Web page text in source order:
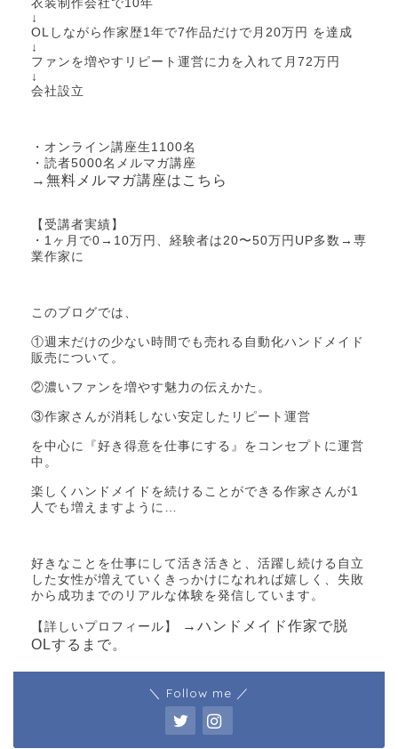
衣装制作会社で10年
↓
OLしながら作家歴1年で7作品だけで月20万円 を達成
↓
ファンを増やすリピート運営に力を入れて月72万円
↓
会社設立
・オンライン講座生1100名
・読者5000名メルマガ講座
→無料メルマガ講座はこちら
【受講者実績】
・1ヶ月で0→10万円、経験者は20〜50万円UP多数→専
業作家に
このブログでは、
①週末だけの少ない時間でも売れる自動化ハンドメイド
販売について。
②濃いファンを増やす魅力の伝えかた。
③作家さんが消耗しない安定したリピート運営
を中心に『好き得意を仕事にする』をコンセプトに運営
中。
楽しくハンドメイドを続けることができる作家さんが1
人でも増えますように…
好きなことを仕事にして活き活きと、活躍し続ける自立
した女性が増えていくきっかけになれれば嬉しく、失敗
から成功までのリアルな体験を発信しています。
【詳しいプロフィール】
→ハンドメイド作家で脱
OLするまで。
＼ Follow me ／